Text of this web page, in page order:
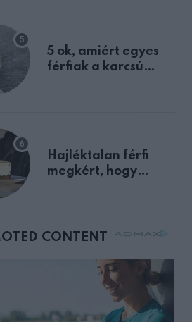
5 ok, amiért egyes
férfiak a karcsú
Hajléktalan férfi
megkért, hogy
mellettem ült az első